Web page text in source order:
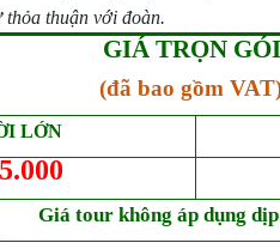
thỏa thuận với đoàn.
GIÁ TRỌN GÓI
(đã bao gồm
LỚN
Giá tour không áp dụng